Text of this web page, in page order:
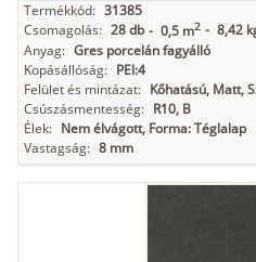
Termékkód: 31385
Csomagolás: 28 db - 0,5 m2 - 8,42
Anyag: Gres porcelán fagyálló
Kopásállóság: PEI:4
Felület és mintázat: Kőhatású, Matt,
Csúszásmentesség: R10, B
Élek: Nem élvágott, Forma: Téglalap
Vastagság: 8 mm